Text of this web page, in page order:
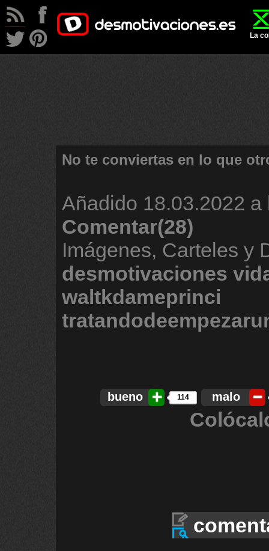
La
No te conviertas en lo que
Añadido 18.03.2022 a
Comentar(28)
Imágenes, Carteles y
desmotivaciones
waltkdameprinci
bueno 114 malo